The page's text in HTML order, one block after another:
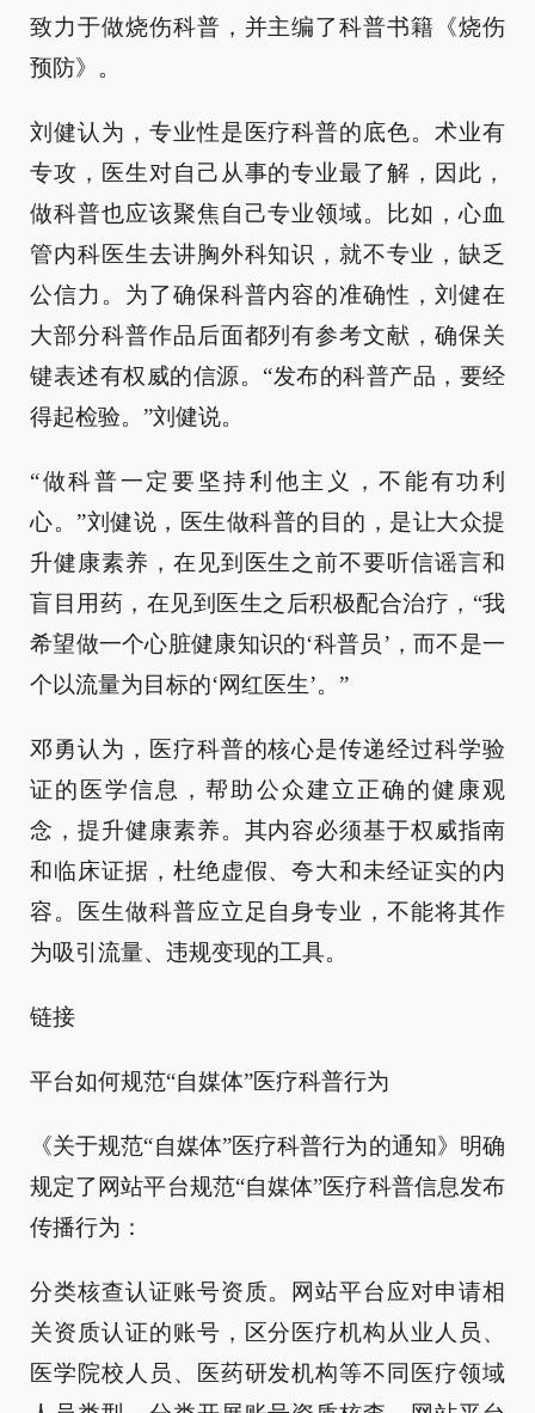
致力于做烧伤科普，并主编了科普书籍《烧伤
预防》。
刘健认为，专业性是医疗科普的底色。术业有
专攻，医生对自己从事的专业最了解，因此，
做科普也应该聚焦自己专业领域。比如，心血
管内科医生去讲胸外科知识，就不专业，缺乏
公信力。为了确保科普内容的准确性，刘健在
大部分科普作品后面都列有参考文献，确保关
键表述有权威的信源。“发布的科普产品，要经
得起检验。”刘健说。
“做科普一定要坚持利他主义，不能有功利
心。”刘健说，医生做科普的目的，是让大众提
升健康素养，在见到医生之前不要听信谣言和
盲目用药，在见到医生之后积极配合治疗，“我
希望做一个心脏健康知识的‘科普员’，而不是一
个以流量为目标的‘网红医生’。”
邓勇认为，医疗科普的核心是传递经过科学验
证的医学信息，帮助公众建立正确的健康观
念，提升健康素养。其内容必须基于权威指南
和临床证据，杜绝虚假、夸大和未经证实的内
容。医生做科普应立足自身专业，不能将其作
为吸引流量、违规变现的工具。
链接
平台如何规范“自媒体”医疗科普行为
《关于规范“自媒体”医疗科普行为的通知》明确
规定了网站平台规范“自媒体”医疗科普信息发布
传播行为：
分类核查认证账号资质。网站平台应对申请相
关资质认证的账号，区分医疗机构从业人员、
医学院校人员、医药研发机构等不同医疗领域